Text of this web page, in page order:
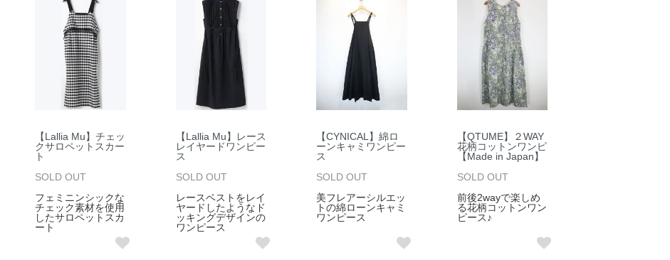
【Lallia Mu】チェッ
クサロペットスカー
ト
SOLD OUT
フェミニンシックな
チェック素材を使用
したサロペットスカ
ート
【Lallia Mu】レース
レイヤードワンピー
ス
SOLD OUT
レースベストをレイ
ヤードしたようなド
ッキングデザインの
ワンピース
【CYNICAL】綿ロ
ーンキャミワンピー
ス
SOLD OUT
美フレアーシルエッ
トの綿ローンキャミ
ワンピース
【QTUME】２WAY
花柄コットンワンピ
【Made in Japan】
SOLD OUT
前後2wayで楽しめ
る花柄コットンワン
ピース♪